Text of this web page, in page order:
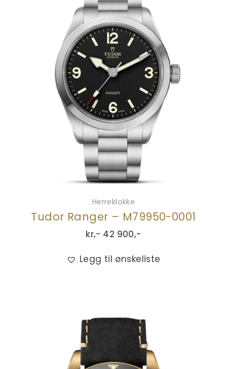
Herreklokke
Tudor Ranger – M79950-0001
kr,- 42 900,-
Legg til ønskeliste